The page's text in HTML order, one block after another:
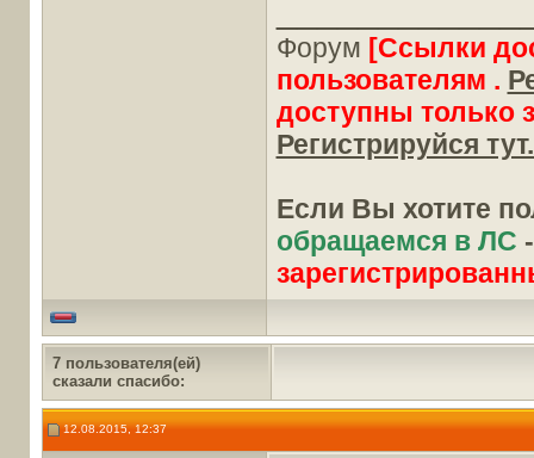
Форум [Ссылки
пользователям .
доступны только
Регистрируйся
Если Вы хотите
обращаемся в ЛС
7 пользователя(ей)
сказали cпасибо:
12.08.2015, 12:37